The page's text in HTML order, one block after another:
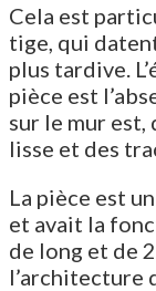
Cela est
tige, qui
plus tardive.
pièce est
sur le mur
lisse et des
La pièce est
et avait la
de long et de
l’architecture